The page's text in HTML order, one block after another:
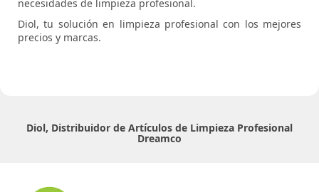
necesidades de limpieza profesional.
Diol, tu solución en limpieza profesional con los mejores
precios y marcas.
Diol, Distribuidor de Artículos de Limpieza Profesional
Dreamco